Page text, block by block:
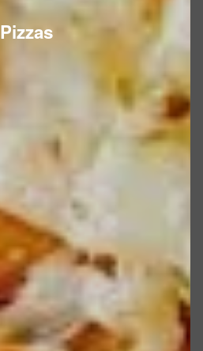
Pizzas